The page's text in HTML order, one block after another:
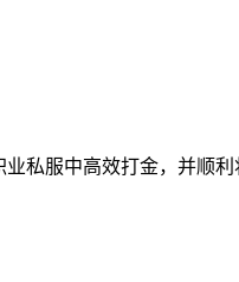
私服中高效打金，并顺利